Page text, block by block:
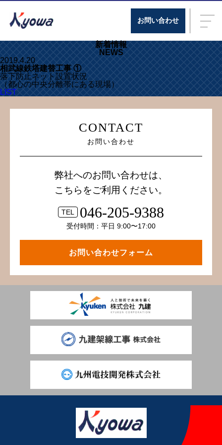
お問い合わせ
新着情報
NEWS
2019.4.20
相武線鉄塔建替工事 ①
落下防止ネット設置状況
（都心の中央分離帯にある現場）
LIST
CONTACT
お問い合わせ
弊社へのお問い合わせは、
こちらをご利用ください。
TEL 046-205-9388
受付時間：平日 9:00〜17:00
お問い合わせフォーム